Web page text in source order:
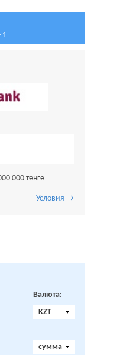
1
000 тенге
Условия →
Валюта:
KZT
сумма